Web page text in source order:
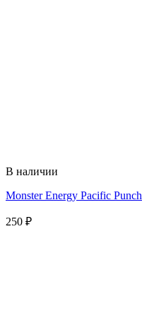
В наличии
Monster Energy Pacific Punch
250 ₽